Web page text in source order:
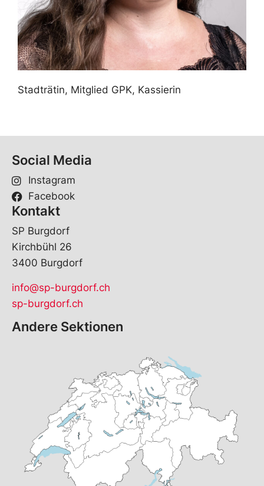
Stadträtin, Mitglied GPK, Kassierin
Social Media
Instagram
Facebook
Kontakt
SP Burgdorf
Kirchbühl 26
3400 Burgdorf
info@sp-burgdorf.ch
sp-burgdorf.ch
Andere Sektionen